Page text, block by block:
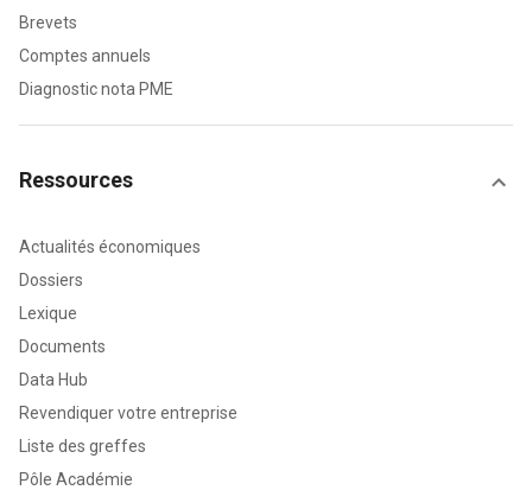
Brevets
Comptes annuels
Diagnostic nota PME
Ressources
Actualités économiques
Dossiers
Lexique
Documents
Data Hub
Revendiquer votre entreprise
Liste des greffes
Pôle Académie